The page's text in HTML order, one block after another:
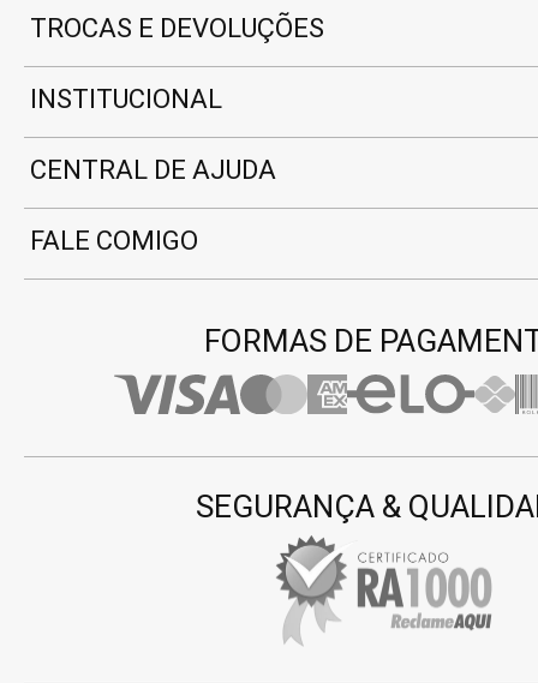
TROCAS E DEVOLUÇÕES
INSTITUCIONAL
CENTRAL DE AJUDA
FALE COMIGO
SEGURANÇA &
FORMAS DE